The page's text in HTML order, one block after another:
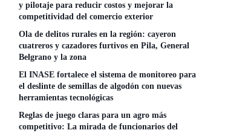
y pilotaje para reducir costos y mejorar la
competitividad del comercio exterior
Ola de delitos rurales en la región: cayeron
cuatreros y cazadores furtivos en Pila, General
Belgrano y la zona
El INASE fortalece el sistema de monitoreo para
el deslinte de semillas de algodón con nuevas
herramientas tecnológicas
Reglas de juego claras para un agro más
competitivo: La mirada de funcionarios del